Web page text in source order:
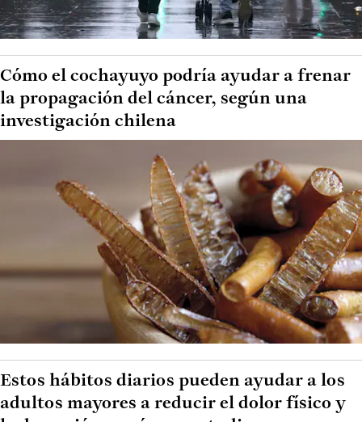
Cómo el cochayuyo podría ayudar a frenar
la propagación del cáncer, según una
investigación chilena
Estos hábitos diarios pueden ayudar a los
adultos mayores a reducir el dolor físico y